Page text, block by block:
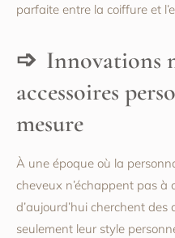
parfaite entre la coiffure et
Innovations
accessoires
mesure
À une époque où la
cheveux n’échappent pas à
d’aujourd’hui cherchent
seulement leur style